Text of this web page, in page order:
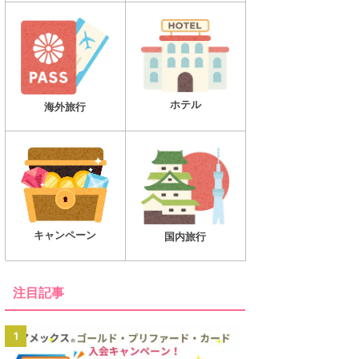
海外旅行 ホテル
キャンペーン 国内旅行
注目記事
1